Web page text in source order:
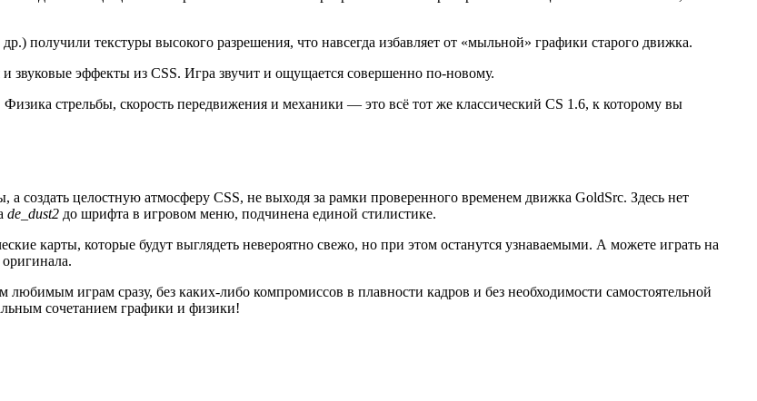
получили текстуры высокого разрешения, что навсегда избавляет от «мыльной» графики старого движка.
звуковые эффекты из CSS. Игра звучит и ощущается совершенно по-новому.
стрельбы, скорость передвижения и механики — это всё тот же классический CS 1.6, к которому вы
создать целостную атмосферу CSS, не выходя за рамки проверенного временем движка GoldSrc. Здесь нет
de_dust2 до шрифта в игровом меню, подчинена единой стилистике.
карты, которые будут выглядеть невероятно свежо, но при этом останутся узнаваемыми. А можете играть на
играм сразу, без каких-либо компромиссов в плавности кадров и без необходимости самостоятельной
сочетанием графики и физики!